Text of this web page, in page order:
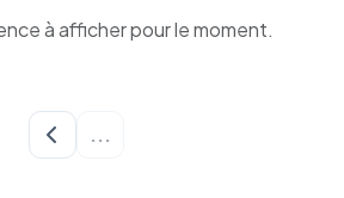
à afficher pour le moment.
...